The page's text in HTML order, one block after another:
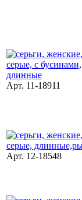
Арт. 11-18911
Арт. 12-18548